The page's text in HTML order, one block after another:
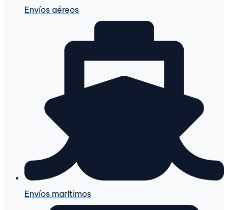
Envíos aéreos
Envíos marítimos